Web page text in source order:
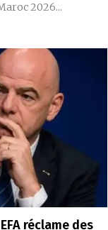
2026...
réclame des